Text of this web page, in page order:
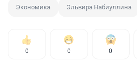
Экономика Эльвира Набиуллина
0 0 0